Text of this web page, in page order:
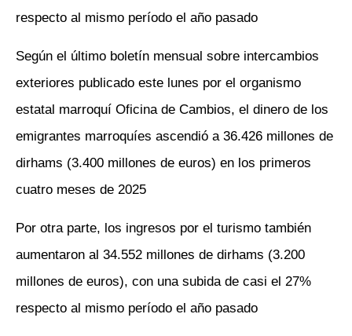
respecto al mismo período el año pasado
Según el último boletín mensual sobre intercambios
exteriores publicado este lunes por el organismo
estatal marroquí Oficina de Cambios, el dinero de los
emigrantes marroquíes ascendió a 36.426 millones de
dirhams (3.400 millones de euros) en los primeros
cuatro meses de 2025
Por otra parte, los ingresos por el turismo también
aumentaron al 34.552 millones de dirhams (3.200
millones de euros), con una subida de casi el 27%
respecto al mismo período el año pasado